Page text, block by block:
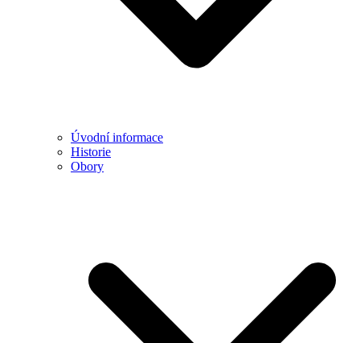
Úvodní informace
Historie
Obory